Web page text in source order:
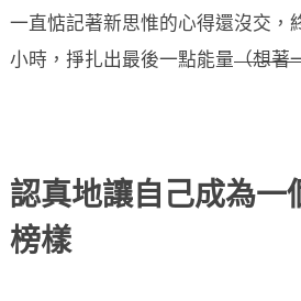
一直惦記著新思惟的心得還沒交，
小時，掙扎出最後一點能量（想著
認真地讓自己成為一
榜樣